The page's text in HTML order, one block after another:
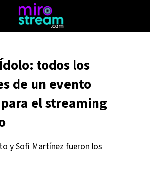
todos los
de un evento
el streaming
y Sofi Martínez fueron los